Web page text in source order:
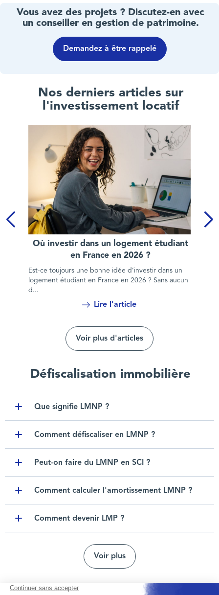
Vous avez des projets ? Discutez-en avec
un conseiller en gestion de patrimoine.
Demandez à être rappelé
Nos derniers articles sur
l'investissement locatif
Où investir dans un logement étudiant en France en 2026 ?
Où investir dans un logement étudiant
en France en 2026 ?
Est-ce toujours une bonne idée d’investir dans un
logement étudiant en France en 2026 ? Sans aucun
d...
Lire l'article
Voir plus d'articles
Défiscalisation immobilière
Que signifie LMNP ?
Comment défiscaliser en LMNP ?
Peut-on faire du LMNP en SCI ?
Comment calculer l'amortissement LMNP ?
Comment devenir LMP ?
Voir plus